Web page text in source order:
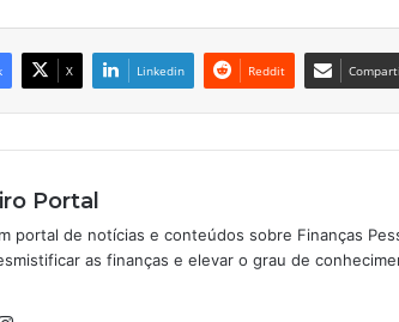
X Linkedin Reddit
Portal
portal de notícias e conteúdos sobre Finanças
as finanças e elevar o grau de